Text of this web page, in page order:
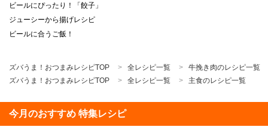
ビールにぴったり！「餃子」
ジューシーから揚げレシピ
ビールに合うご飯！
ズバうま！おつまみレシピTOP 全レシピ一覧
牛挽き肉のレシピ一覧
ズバうま！おつまみレシピTOP
全レシピ一覧 主食のレシピ一覧
今月のおすすめ 特集レシピ